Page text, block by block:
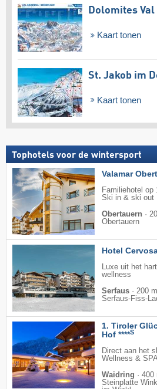
Dolomites
Kaart tonen
St. Jakob im
Kaart tonen
Tophotels voor de wintersport
Valamar
Familiehotel op
Ski in & ski out
Obertauern ·
Obertauern
Hotel
Luxe uit het
wellness
Serfaus · 200
Serfaus-Fiss-
1. Tiroler
Hof ****S
Direct aan het
Wellness &
Waidring · 400
Steinplatte